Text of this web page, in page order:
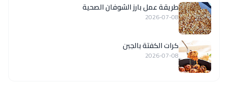
طريقة عمل بارز الشوفان الصحية
2026-07-08
كرات الكفتة بالجبن
2026-07-08